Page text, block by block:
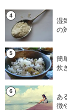
湿
の
簡
炊
あ
徴